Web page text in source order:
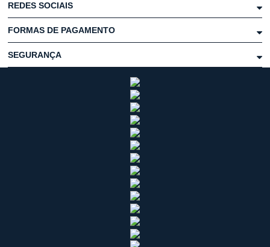
REDES SOCIAIS
FORMAS DE PAGAMENTO
SEGURANÇA